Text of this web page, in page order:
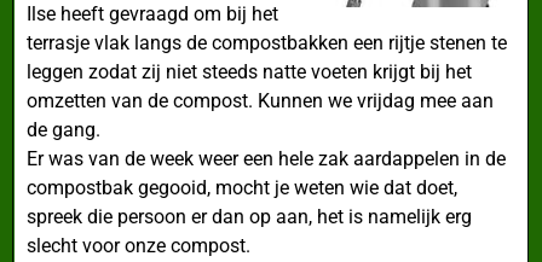
Ilse heeft gevraagd om bij het
terrasje vlak langs de compostbakken een rijtje stenen te
leggen zodat zij niet steeds natte voeten krijgt bij het
omzetten van de compost. Kunnen we vrijdag mee aan
de gang.
Er was van de week weer een hele zak aardappelen in de
compostbak gegooid, mocht je weten wie dat doet,
spreek die persoon er dan op aan, het is namelijk erg
slecht voor onze compost.